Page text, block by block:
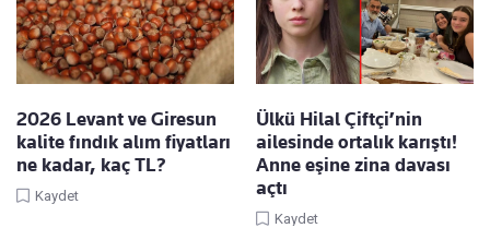
2026 Levant ve Giresun
kalite fındık alım fiyatları
ne kadar, kaç TL?
Kaydet
Ülkü Hilal Çiftçi’nin
ailesinde ortalık karıştı!
Anne eşine zina davası
açtı
Kaydet